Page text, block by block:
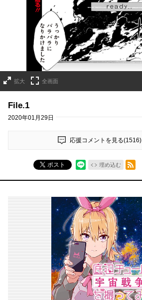
拡大 全画面
File.1
2020年01月29日
応援コメントを見る(1516)
ポスト 埋め込む
RSSフィード